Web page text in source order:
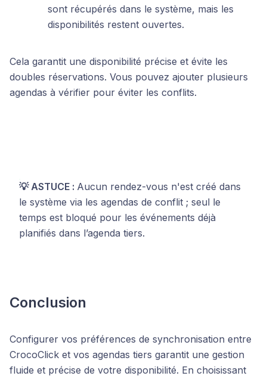
sont récupérés dans le système, mais les
disponibilités restent ouvertes.
Cela garantit une disponibilité précise et évite les
doubles réservations. Vous pouvez ajouter plusieurs
agendas à vérifier pour éviter les conflits.
💡 ASTUCE : Aucun rendez-vous n'est créé dans
le système via les agendas de conflit ; seul le
temps est bloqué pour les événements déjà
planifiés dans l’agenda tiers.
Conclusion
Configurer vos préférences de synchronisation entre
CrocoClick et vos agendas tiers garantit une gestion
fluide et précise de votre disponibilité. En choisissant